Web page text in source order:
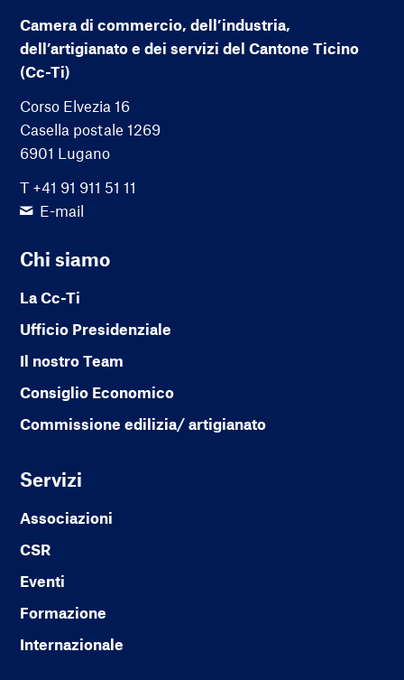
Camera di commercio, dell’industria,
dell’artigianato e dei servizi del Cantone Ticino
(Cc-Ti)
Corso Elvezia 16
Casella postale 1269
6901 Lugano
T +41 91 911 51 11
E-mail
Chi siamo
La Cc-Ti
Ufficio Presidenziale
Il nostro Team
Consiglio Economico
Commissione edilizia/ artigianato
Servizi
Associazioni
CSR
Eventi
Formazione
Internazionale